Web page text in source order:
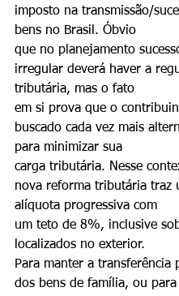
imposto na transmissão/
bens no Brasil. Óbvio
que no planejamento
irregular deverá haver a
tributária, mas o fato
em si prova que o
buscado cada vez mais
para minimizar sua
carga tributária. Nesse
nova reforma tributária traz
alíquota progressiva com
um teto de 8%, inclusive
localizados no exterior.
Para manter a transferência
dos bens de família, ou